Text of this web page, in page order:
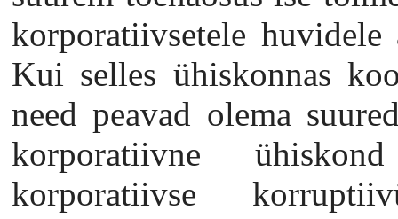
korporatiivsetele
Kui selles ühiskonnas
need peavad olema
korporatiivne
korporatiivse